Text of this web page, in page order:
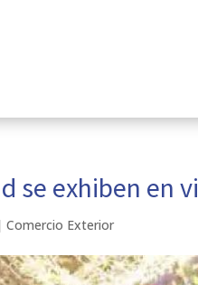
se exhiben en
Comercio Exterior